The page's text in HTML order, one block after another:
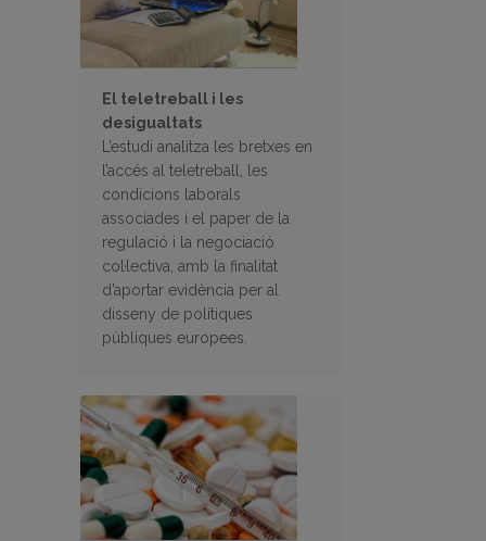
El teletreball i les
desigualtats
L’estudi analitza les bretxes en
l’accés al teletreball, les
condicions laborals
associades i el paper de la
regulació i la negociació
col·lectiva, amb la finalitat
d’aportar evidència per al
disseny de polítiques
públiques europees.